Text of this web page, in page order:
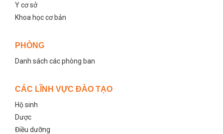
Y cơ sở
Khoa học cơ bản
PHÒNG
Danh sách các phòng ban
CÁC LĨNH VỰC ĐÀO TẠO
Hộ sinh
Dược
Điều dưỡng